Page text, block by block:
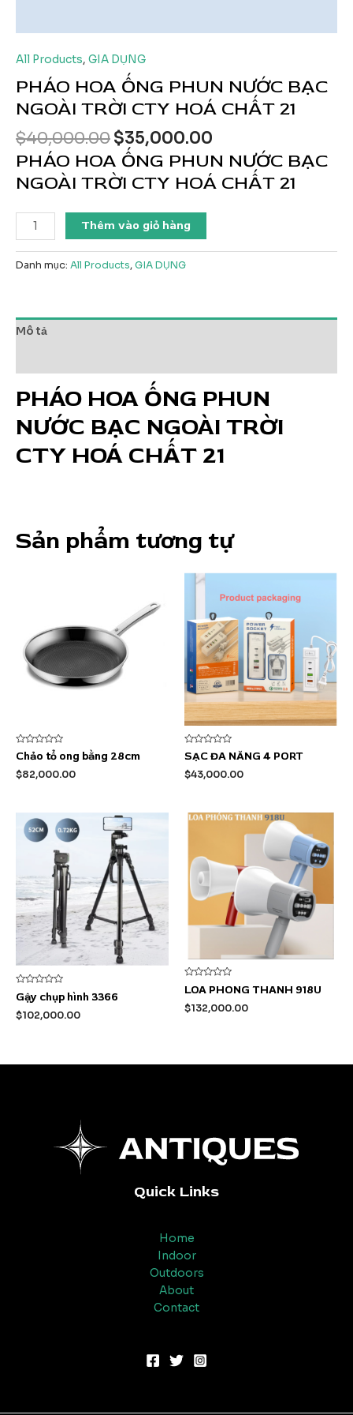
All Products, GIA DỤNG
PHÁO HOA ỐNG PHUN NƯỚC BẠC
NGOÀI TRỜI CTY HOÁ CHẤT 21
$40,000.00Giá
gốc
là:
$40,000.00.
$35,000.00
hiện
tại
là:
PHÁO HOA ỐNG PHUN NƯỚC BẠC
NGOÀI TRỜI CTY HOÁ CHẤT 21
PHÁO
HOA
ỐNG
PHUN
NGOÀI
HOÁ
CHẤT
số
lượng
Thêm vào giỏ hàng
Danh mục: All Products,GIA DỤNG
Mô tả
PHÁO HOA ỐNG PHUN
NƯỚC BẠC NGOÀI TRỜI
CTY HOÁ CHẤT 21
Sản phẩm tương tự
Được
xếp
hạng
0
Chảo tổ ong bằng 28cm
$82,000.00
Được
xếp
hạng
0
SẠC ĐA NĂNG 4 PORT
$43,000.00
Được
xếp
hạng
0
Gậy chụp hình 3366
$102,000.00
Được
xếp
hạng
0
LOA PHONG THANH 918U
$132,000.00
Quick Links
Home
Indoor
Outdoors
About
Contact